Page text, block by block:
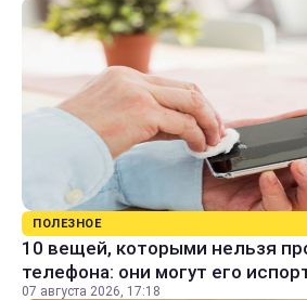
ПОЛЕЗНОЕ
10 вещей, которыми нельзя
телефона: они могут его
07 августа 2026, 17:18